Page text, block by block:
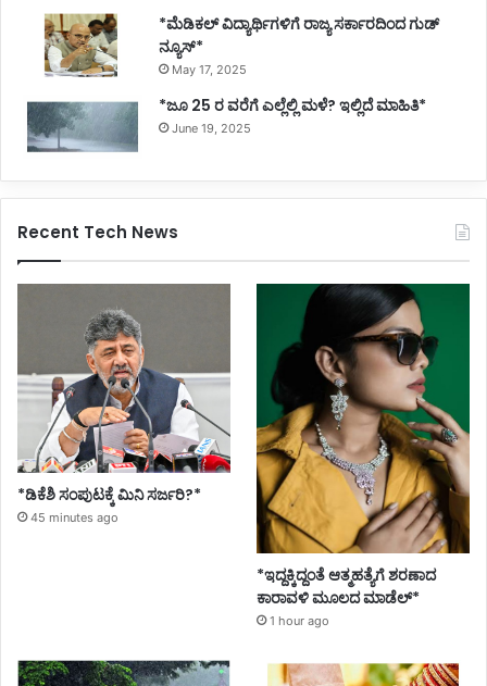
*ಮೆಡಿಕಲ್ ವಿದ್ಯಾರ್ಥಿಗಳಿಗೆ ರಾಜ್ಯ ಸರ್ಕಾರದಿಂದ ಗುಡ್
ನ್ಯೂಸ್*
May 17, 2025
*ಜೂ 25 ರ ವರೆಗೆ ಎಲ್ಲೆಲ್ಲಿ ಮಳೆ? ಇಲ್ಲಿದೆ ಮಾಹಿತಿ*
June 19, 2025
Recent Tech News
*ಡಿಕೆಶಿ ಸಂಪುಟಕ್ಕೆ ಮಿನಿ ಸರ್ಜರಿ?*
45 minutes ago
*ಇದ್ದಕ್ಕಿದ್ದಂತೆ ಆತ್ಮಹತ್ಯೆಗೆ ಶರಣಾದ
ಕಾರಾವಳಿ ಮೂಲದ ಮಾಡೆಲ್*
1 hour ago